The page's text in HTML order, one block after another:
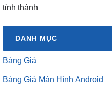
tỉnh thành
DANH MỤC
Bảng Giá
Bảng Giá Màn Hình Android